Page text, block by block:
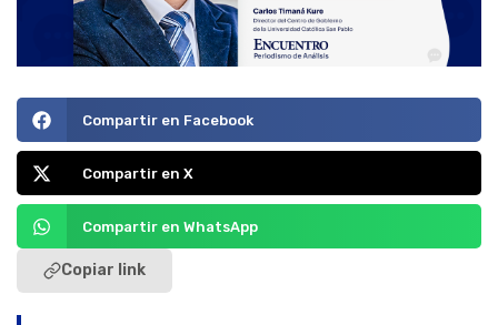
Compartir en Facebook
Compartir en X
Compartir en WhatsApp
Copiar link